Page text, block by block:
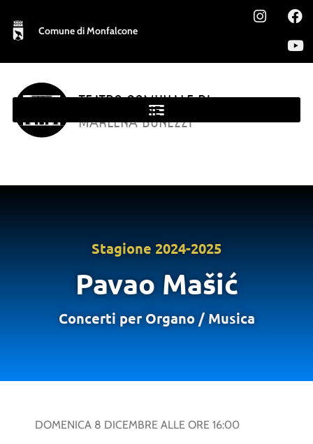
Comune di Monfalcone
TEATRO COMUNALE DI
MONFALCONE
MARLENA BONEZZI
Stagione 2024-2025
Pavao Mašić
Concerti per Organo/ Musica
DOMENICA 8 DICEMBRE ALLE ORE 16:00